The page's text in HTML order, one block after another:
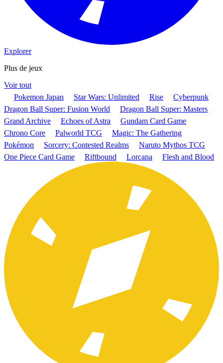
Explorer
Plus de jeux
Voir tout
Pokemon Japan
Star Wars: Unlimited Rise
Cyberpunk
Dragon Ball Super: Fusion World
Dragon Ball Super: Masters
Grand Archive
Echoes of Astra
Gundam Card Game
Chrono Core
Palworld TCG
Magic: The Gathering
Pokémon
Sorcery: Contested Realms
Naruto Mythos TCG
One Piece Card Game
Riftbound Lorcana Flesh and Blood